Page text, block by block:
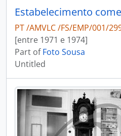
Estabelecimento
PT /AMVLC /FS/EMP/001/
[entre 1971 e 1974]
Part ofFoto Sousa
Untitled